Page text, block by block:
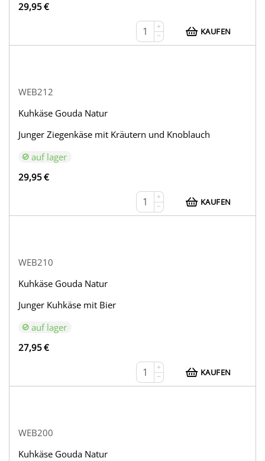
29,95€
+
−
KAUFEN
WEB212
Kuhkäse Gouda Natur
Junger Ziegenkäse mit Kräutern und Knoblauch
auf lager
29,95€
+
−
KAUFEN
WEB210
Kuhkäse Gouda Natur
Junger Kuhkäse mit Bier
auf lager
27,95€
+
−
KAUFEN
WEB200
Kuhkäse Gouda Natur